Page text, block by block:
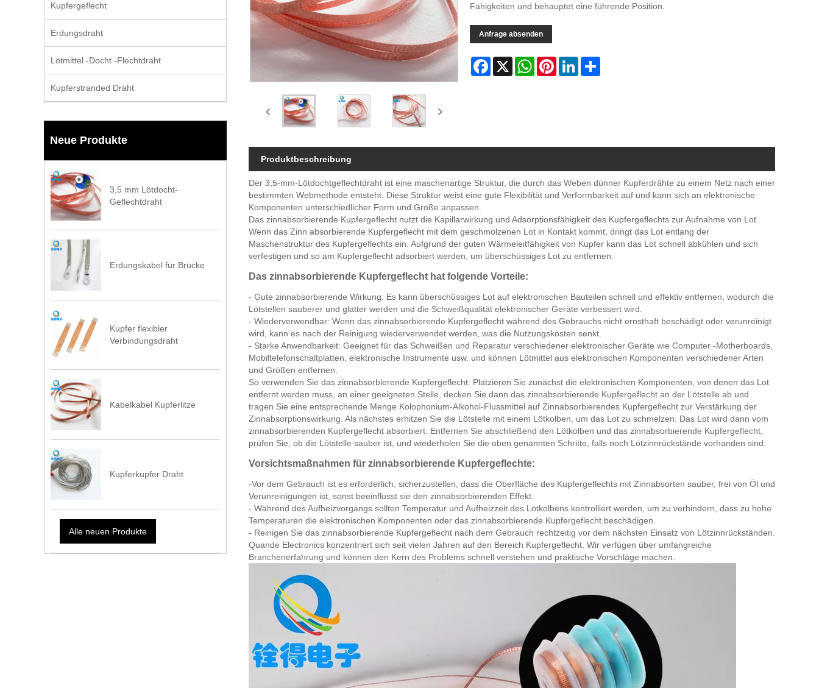
Kupfergeflecht
Erdungsdraht
Lötmittel -Docht -Flechtdraht
Kupferstranded Draht
Neue Produkte
3,5 mm Lötdocht-
Geflechtdraht
Erdungskabel für Brücke
Kupfer flexibler
Verbindungsdraht
Kabelkabel Kupferlitze
Kupferkupfer Draht
Alle neuen Produkte
Fähigkeiten und behauptet eine führende Position.
Anfrage absenden
Facebook
X WhatsAppPinterestLinkedInShare
Produktbeschreibung
Der 3,5-mm-Lötdochtgeflechtdraht ist eine maschenartige Struktur, die durch das Weben dünner Kupferdrähte zu einem Netz nach einer
bestimmten Webmethode entsteht. Diese Struktur weist eine gute Flexibilität und Verformbarkeit auf und kann sich an elektronische
Komponenten unterschiedlicher Form und Größe anpassen.
Das zinnabsorbierende Kupfergeflecht nutzt die Kapillarwirkung und Adsorptionsfähigkeit des Kupfergeflechts zur Aufnahme von Lot.
Wenn das Zinn absorbierende Kupfergeflecht mit dem geschmolzenen Lot in Kontakt kommt, dringt das Lot entlang der
Maschenstruktur des Kupfergeflechts ein. Aufgrund der guten Wärmeleitfähigkeit von Kupfer kann das Lot schnell abkühlen und sich
verfestigen und so am Kupfergeflecht adsorbiert werden, um überschüssiges Lot zu entfernen.
Das zinnabsorbierende Kupfergeflecht hat folgende Vorteile:
- Gute zinnabsorbierende Wirkung: Es kann überschüssiges Lot auf elektronischen Bauteilen schnell und effektiv entfernen, wodurch die
Lötstellen sauberer und glatter werden und die Schweißqualität elektronischer Geräte verbessert wird.
- Wiederverwendbar: Wenn das zinnabsorbierende Kupfergeflecht während des Gebrauchs nicht ernsthaft beschädigt oder verunreinigt
wird, kann es nach der Reinigung wiederverwendet werden, was die Nutzungskosten senkt.
- Starke Anwendbarkeit: Geeignet für das Schweißen und Reparatur verschiedener elektronischer Geräte wie Computer -Motherboards,
Mobiltelefonschaltplatten, elektronische Instrumente usw. und können Lötmittel aus elektronischen Komponenten verschiedener Arten
und Größen entfernen.
So verwenden Sie das zinnabsorbierende Kupfergeflecht: Platzieren Sie zunächst die elektronischen Komponenten, von denen das Lot
entfernt werden muss, an einer geeigneten Stelle, decken Sie dann das zinnabsorbierende Kupfergeflecht an der Lötstelle ab und
tragen Sie eine entsprechende Menge Kolophonium-Alkohol-Flussmittel auf Zinnabsorbierendes Kupfergeflecht zur Verstärkung der
Zinnabsorptionswirkung. Als nächstes erhitzen Sie die Lötstelle mit einem Lötkolben, um das Lot zu schmelzen. Das Lot wird dann vom
zinnabsorbierenden Kupfergeflecht absorbiert. Entfernen Sie abschließend den Lötkolben und das zinnabsorbierende Kupfergeflecht,
prüfen Sie, ob die Lötstelle sauber ist, und wiederholen Sie die oben genannten Schritte, falls noch Lötzinnrückstände vorhanden sind.
Vorsichtsmaßnahmen für zinnabsorbierende Kupfergeflechte:
-Vor dem Gebrauch ist es erforderlich, sicherzustellen, dass die Oberfläche des Kupfergeflechts mit Zinnabsorten sauber, frei von Öl und
Verunreinigungen ist, sonst beeinflusst sie den zinnabsorbierenden Effekt.
- Während des Aufheizvorgangs sollten Temperatur und Aufheizzeit des Lötkolbens kontrolliert werden, um zu verhindern, dass zu hohe
Temperaturen die elektronischen Komponenten oder das zinnabsorbierende Kupfergeflecht beschädigen.
- Reinigen Sie das zinnabsorbierende Kupfergeflecht nach dem Gebrauch rechtzeitig vor dem nächsten Einsatz von Lötzinnrückständen.
Quande Electronics konzentriert sich seit vielen Jahren auf den Bereich Kupfergeflecht. Wir verfügen über umfangreiche
Branchenerfahrung und können den Kern des Problems schnell verstehen und praktische Vorschläge machen.